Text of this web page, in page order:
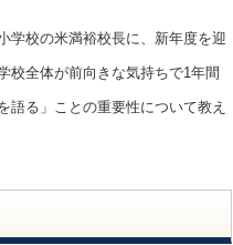
校の米満裕校長に、新年度を迎
校全体が前向きな気持ちで1年間
語る」ことの重要性について教え